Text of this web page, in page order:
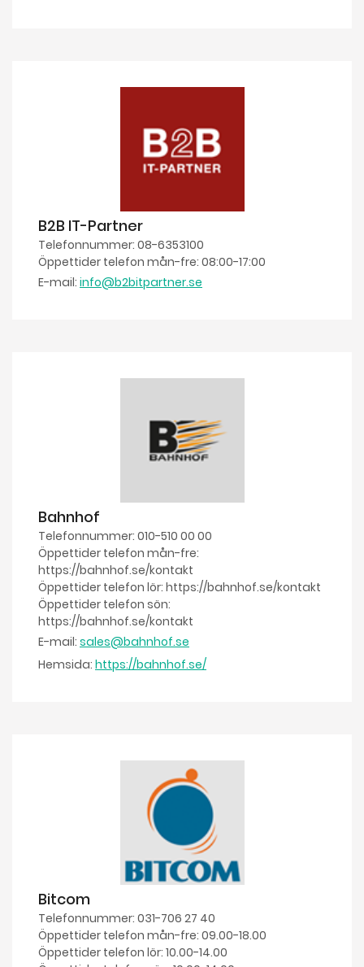
B2B IT-Partner
Telefonnummer: 08-6353100
Öppettider telefon mån-fre: 08:00-17:00
E-mail: info@b2bitpartner.se
Bahnhof
Telefonnummer: 010-510 00 00
Öppettider telefon mån-fre:
https://bahnhof.se/kontakt
Öppettider telefon lör: https://bahnhof.se/kontakt
Öppettider telefon sön:
https://bahnhof.se/kontakt
E-mail: sales@bahnhof.se
Hemsida: https://bahnhof.se/
Bitcom
Telefonnummer: 031-706 27 40
Öppettider telefon mån-fre: 09.00-18.00
Öppettider telefon lör: 10.00-14.00